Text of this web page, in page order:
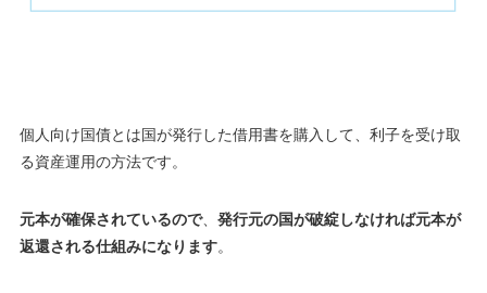
個人向け国債とは国が発行した借用書を購入して、利子を受け取
る資産運用の方法です。
元本が確保されているので、 発行元の国が破綻しなければ元本が
返還される仕組みになります。